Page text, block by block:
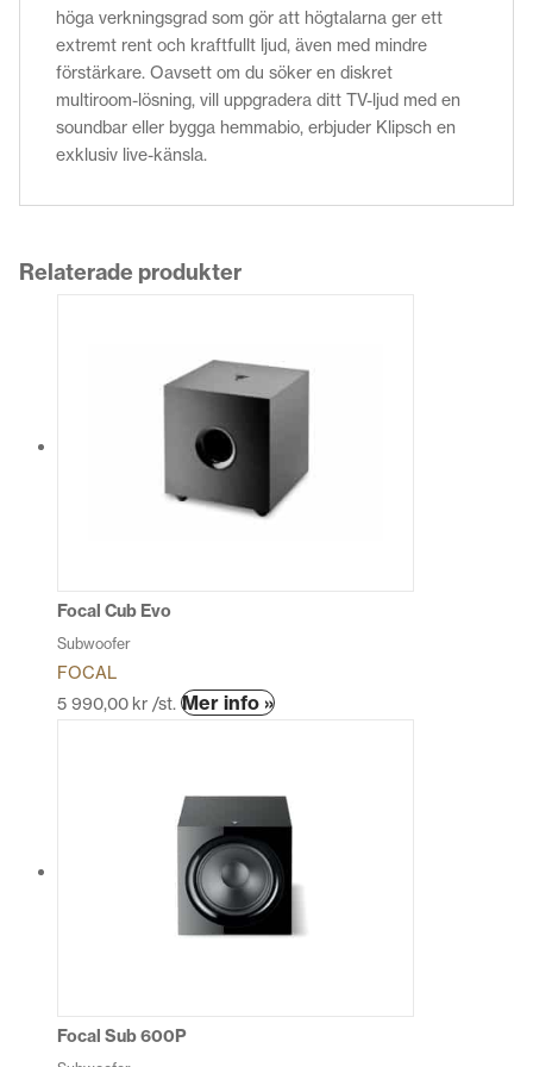
höga verkningsgrad som gör att högtalarna ger ett
extremt rent och kraftfullt ljud, även med mindre
förstärkare. Oavsett om du söker en diskret
multiroom-lösning, vill uppgradera ditt TV-ljud med en
soundbar eller bygga hemmabio, erbjuder Klipsch en
exklusiv live-känsla.
Relaterade produkter
Focal Cub Evo
Subwoofer
FOCAL
5 990,00 kr /st. Mer info »Den
flera
De
olika
Focal Sub 600P